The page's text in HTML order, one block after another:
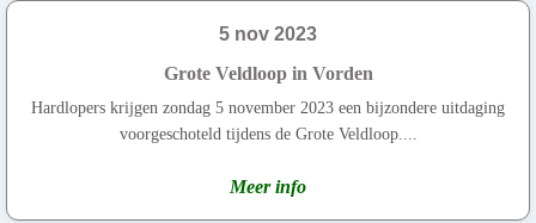
5 nov 2023
Grote Veldloop in Vorden
Hardlopers krijgen zondag 5 november 2023 een bijzondere uitdaging
voorgeschoteld tijdens de Grote Veldloop....
Meer info